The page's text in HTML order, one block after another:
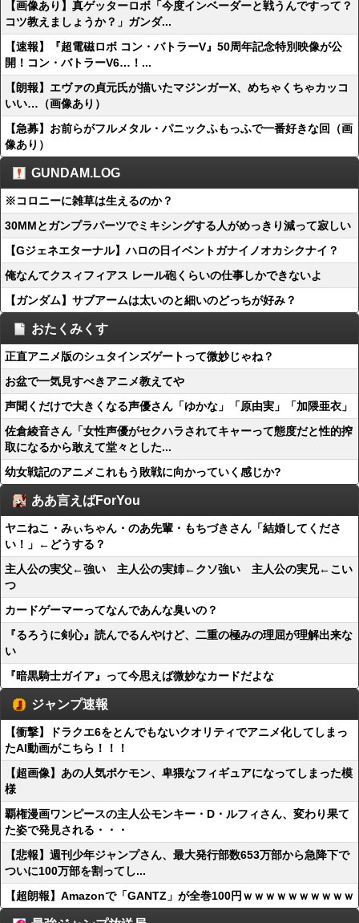
【画像あり】真ゲッターロボ「今度インベーダーと戦うんですって？
コツ教えましょうか？」ガンダ...
【速報】『超電磁ロボ コン・バトラーV』50周年記念特別映像が公
開！コン・バトラーV6…！...
【朗報】エヴァの貞元氏が描いたマジンガーX、めちゃくちゃカッコ
いい…（画像あり）
【急募】お前らがフルメタル・パニックふもっふで一番好きな回（画
像あり）
GUNDAM.LOG
※コロニーに雑草は生えるのか？
30MMとガンプラパーツでミキシングする人がめっきり減って寂しい
【Gジェネエターナル】ハロの日イベントガナイノオカシクナイ？
俺なんてクスィフィアス レール砲くらいの仕事しかできないよ
【ガンダム】サブアームは太いのと細いのどっちが好み？
おたくみくす
正直アニメ版のシュタインズゲートって微妙じゃね？
お盆で一気見すべきアニメ教えてや
声聞くだけで大きくなる声優さん「ゆかな」「原由実」「加隈亜衣」
佐倉綾音さん「女性声優がセクハラされてキャーって態度だと性的搾
取になるから敢えて堂々とした...
幼女戦記のアニメこれもう敗戦に向かっていく感じか?
ああ言えばForYou
ヤニねこ・みぃちゃん・のあ先輩・もちづきさん「結婚してくださ
い！」←どうする？
主人公の実父←強い 主人公の実姉←クソ強い 主人公の実兄←こい
つ
カードゲーマーってなんであんな臭いの？
『るろうに剣心』読んでるんやけど、二重の極みの理屈が理解出来な
い
『暗黒騎士ガイア』って今思えば微妙なカードだよな
ジャンプ速報
【衝撃】ドラクエ6をとんでもないクオリティでアニメ化してしまっ
たAI動画がこちら！！！
【超画像】あの人気ポケモン、卑猥なフィギュアになってしまった模
様
覇権漫画ワンピースの主人公モンキー・D・ルフィさん、変わり果て
た姿で発見される・・・
【悲報】週刊少年ジャンプさん、最大発行部数653万部から急降下で
ついに100万部を割ってし...
【超朗報】Amazonで「GANTZ」が全巻100円ｗｗｗｗｗｗｗｗｗｗ